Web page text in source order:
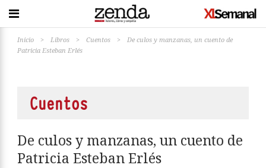
Inicio > Libros > Cuentos >
De culos y manzanas, un cuento de
Patricia Esteban Erlés
Cuentos
De culos y manzanas, un cuento de
Patricia Esteban Erlés